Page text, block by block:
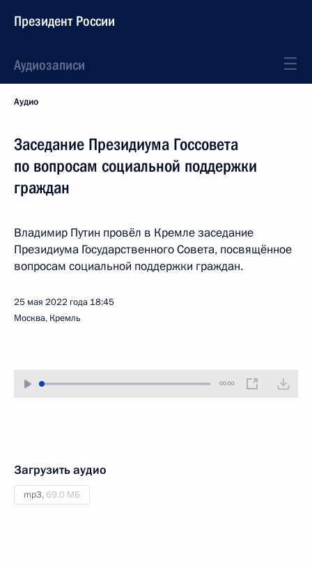
Президент России
Аудиозаписи
Аудио
Заседание Президиума Госсовета
по вопросам социальной поддержки
граждан
Владимир Путин провёл в Кремле заседание
Президиума Государственного Совета, посвящённое
вопросам социальной поддержки граждан.
25 мая 2022 года 18:45
Москва, Кремль
00:00
Загрузить аудио
mp3,69.0 МБ